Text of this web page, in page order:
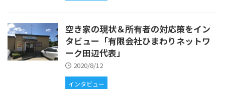
空き家の現状＆所有者の対応策をイン
タビュー「有限会社ひまわりネットワ
ーク田辺代表」
2020/8/12
インタビュー